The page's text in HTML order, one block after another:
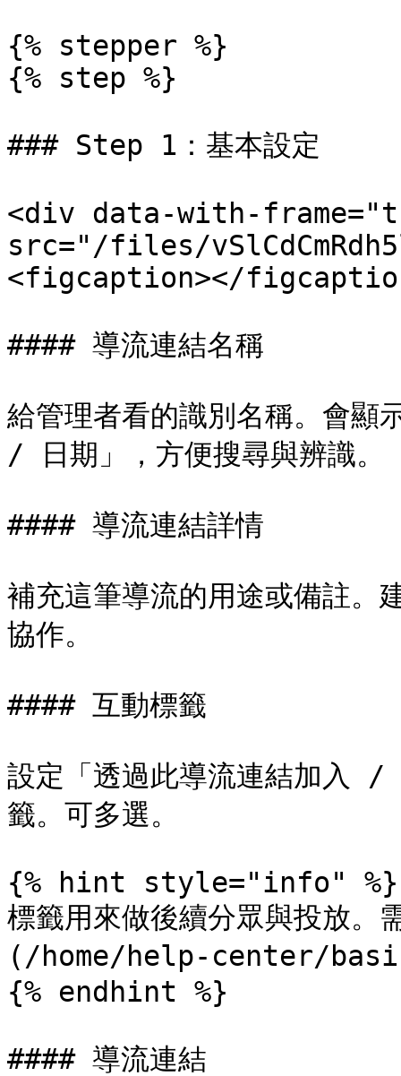
{% stepper %}
{% step %}
### Step 1：基本設定
<div data-with-
src="/files/
<figcaption></
#### 導流連結名稱
給管理者看的識別名稱。會
/ 日期」，方便搜尋與辨識。
#### 導流連結詳情
補充這筆導流的用途或備註。
協作。
#### 互動標籤
設定「透過此導流連結加入 /
籤。可多選。
{% hint style="info" %}
標籤用來做後續分眾與投放
(/home/help-center/
{% endhint %}
#### 導流連結